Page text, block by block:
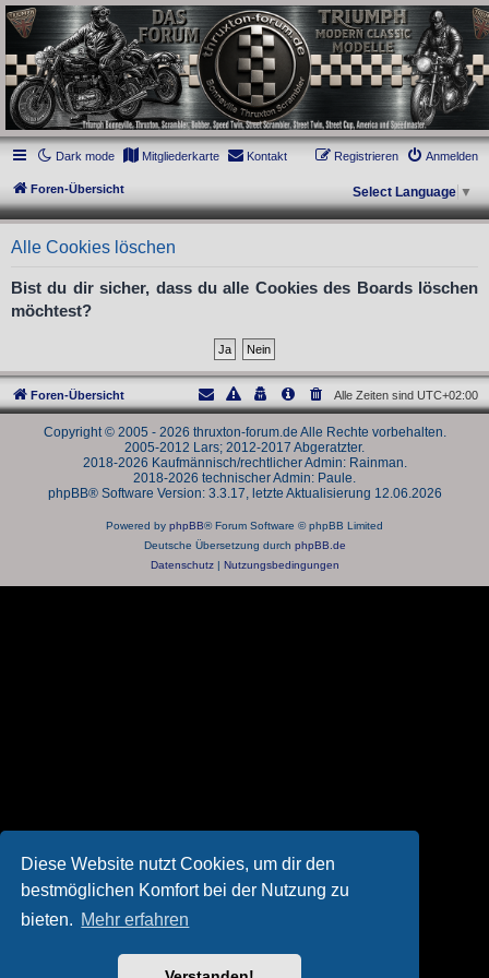
Diese Website nutzt Cookies, um dir den
bestmöglichen Komfort bei der Nutzung zu
bieten. Mehr erfahren
thruxton-forum.de
DAS FORUM! Alles rund um die Triumph Modern Classic Modelle. Das Forum für
die New Bonneville Baureihen ab BJ 2001. Triumph Bonneville, Thruxton,
Scrambler, Bobber, Speed Twin, Street Scrambler, Street Twin, Street Cup, America
und Speedmaster.
Dark mode
Mitgliederkarte Kontakt Anmelden
Registrieren
Foren-Übersicht Select Language ▼
Alle Cookies löschen
Bist du dir sicher, dass du alle Cookies des Boards löschen
möchtest?
Foren-Übersicht Alle Zeiten sind UTC+02:00
Copyright © 2005 - 2026 thruxton-forum.de Alle Rechte vorbehalten.
2005-2012 Lars; 2012-2017 Abgeratzter.
2018-2026 Kaufmännisch/rechtlicher Admin: Rainman.
2018-2026 technischer Admin: Paule.
phpBB® Software Version: 3.3.17, letzte Aktualisierung 12.06.2026
Powered by phpBB® Forum Software © phpBB Limited
Deutsche Übersetzung durch phpBB.de
Datenschutz| Nutzungsbedingungen